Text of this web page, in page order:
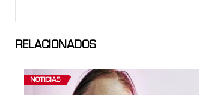
RELACIONADOS
NOTICIAS